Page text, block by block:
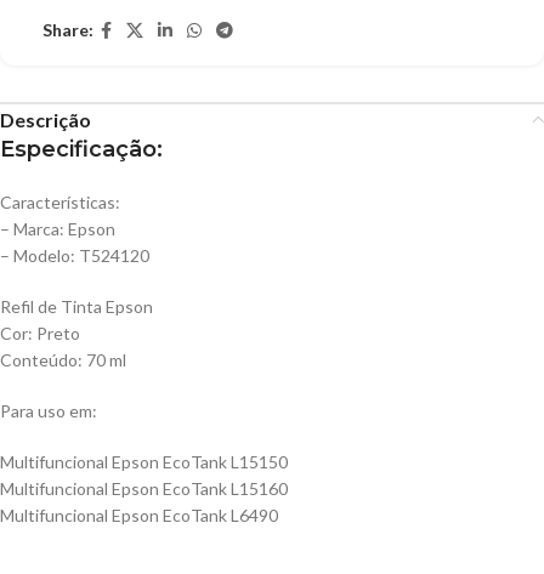
Share:
Descrição
Especificação:
Características:
– Marca: Epson
– Modelo: T524120
Refil de Tinta Epson
Cor: Preto
Conteúdo: 70 ml
Para uso em:
Multifuncional Epson EcoTank L15150
Multifuncional Epson EcoTank L15160
Multifuncional Epson EcoTank L6490